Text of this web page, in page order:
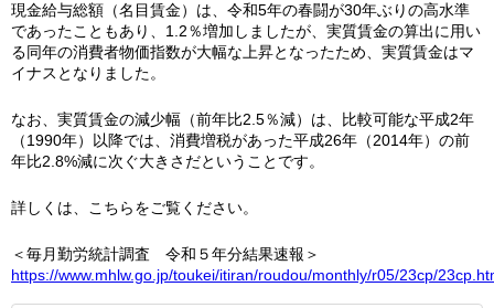
現金給与総額（名目賃金）は、令和5年の春闘が30年ぶりの高水準
であったこともあり、1.2％増加しましたが、実質賃金の算出に用い
る同年の消費者物価指数が大幅な上昇となったため、実質賃金はマ
イナスとなりました。
なお、実質賃金の減少幅（前年比2.5％減）は、比較可能な平成2年
（1990年）以降では、消費増税があった平成26年（2014年）の前
年比2.8%減に次ぐ大きさだということです。
詳しくは、こちらをご覧ください。
＜毎月勤労統計調査 令和５年分結果速報＞
https://www.mhlw.go.jp/toukei/itiran/roudou/monthly/r05/23cp/